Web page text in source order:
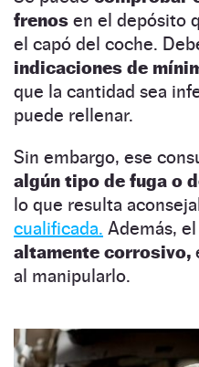
frenos en el depósito
el capó del coche.
indicaciones de
que la cantidad sea
puede rellenar.
Sin embargo, ese
algún tipo de fuga o
lo que resulta
cualificada. Además,
altamente corrosivo,
al manipularlo.